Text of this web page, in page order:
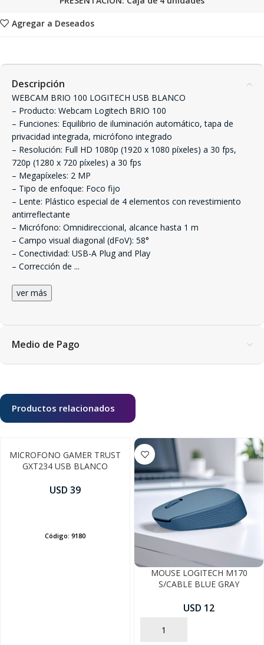
Agregar a Deseados
Descripción
WEBCAM BRIO 100 LOGITECH USB BLANCO
– Producto: Webcam Logitech BRIO 100
– Funciones: Equilibrio de iluminación automático, tapa de
privacidad integrada, micrófono integrado
– Resolución: Full HD 1080p (1920 x 1080 píxeles) a 30 fps,
720p (1280 x 720 píxeles) a 30 fps
– Megapíxeles: 2 MP
– Tipo de enfoque: Foco fijo
– Lente: Plástico especial de 4 elementos con revestimiento
antirreflectante
– Micrófono: Omnidireccional, alcance hasta 1 m
– Campo visual diagonal (dFoV): 58°
– Conectividad: USB-A Plug and Play
– Corrección de ...
ver más
Medio de Pago
Productos relacionados
MICROFONO GAMER TRUST
GXT234 USB BLANCO
USD 39
Código: 9180
MOUSE LOGITECH M170
S/CABLE BLUE GRAY
USD 12
AÑADIR